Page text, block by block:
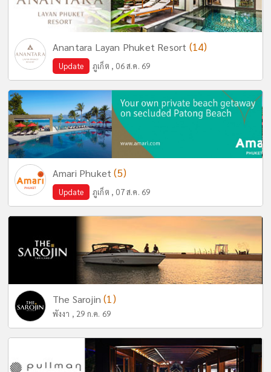
Anantara Layan Phuket Resort (14)
Update ภูเก็ต , 06 ส.ค. 69
Amari Phuket(5)
Update ภูเก็ต , 07 ส.ค. 69
The Sarojin(1)
พังงา , 29 ก.ค. 69